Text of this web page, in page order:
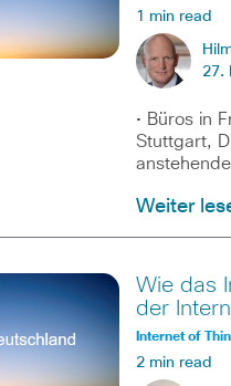
1 min read
27.
• Büros in
Stuttgart,
Weiter
Wie das
der
Internet of
2 min read